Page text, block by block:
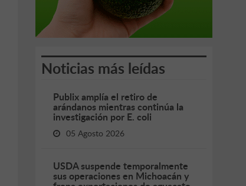
Noticias más leídas
Publix amplía el retiro de
arándanos mientras continúa la
investigación por E. coli
05 Agosto 2026
USDA suspende temporalmente
sus operaciones en Michoacán y